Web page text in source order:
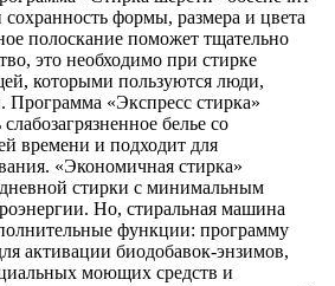
сохранность формы, размера и цвета
полоскание поможет тщательно
это необходимо при стирке
которыми пользуются люди,
Программа «Экспресс стирка»
белье со
времени и подходит для
«Экономичная стирка»
стирки с минимальным
Но, стиральная машина
функции: программу
активации биодобавок-энзимов,
моющих средств и